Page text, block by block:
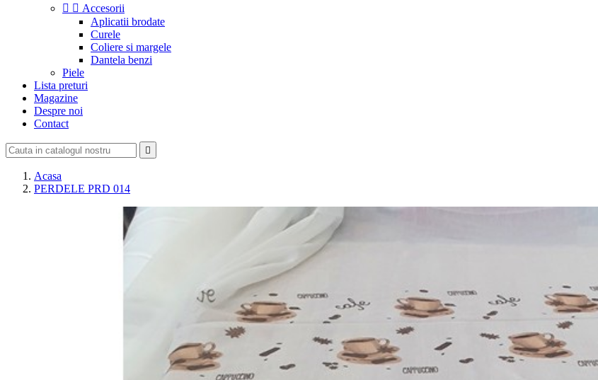
  Accesorii
Aplicatii brodate
Curele
Coliere si margele
Dantela benzi
Piele
Lista preturi
Magazine
Despre noi
Contact

Acasa
PERDELE PRD 014